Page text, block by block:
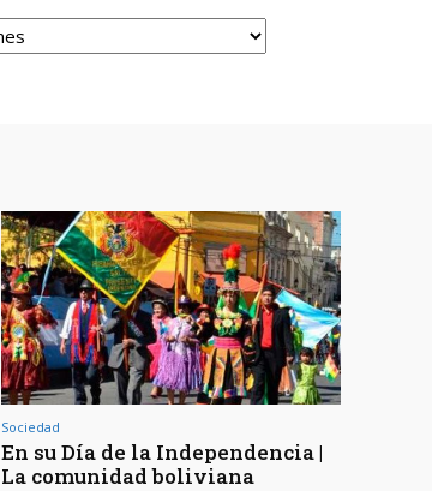
Sociedad
En su Día de la Independencia |
La comunidad boliviana